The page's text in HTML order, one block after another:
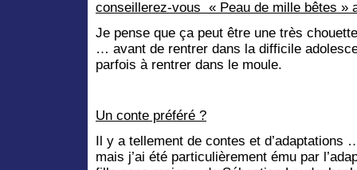
conseillerez-vous « Peau de mille bêtes »
Je pense que ça peut être une très
… avant de rentrer dans la difficile
parfois à rentrer dans le moule.
Un conte préféré ?
Il y a tellement de contes et d’adaptations
mais j’ai été particulièrement ému par